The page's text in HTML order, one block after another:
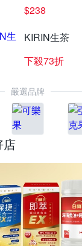
$238
KIRIN生茶
下殺73折
嚴選品牌
店